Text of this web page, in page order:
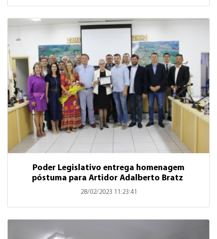
Poder Legislativo entrega homenagem
póstuma para Artidor Adalberto Bratz
28/02/2023 11:23:41